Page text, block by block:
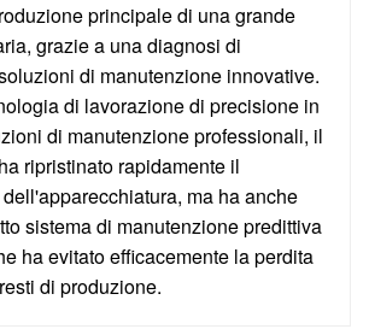
principale di una grande
grazie a una diagnosi di
di manutenzione innovative.
di lavorazione di precisione in
di manutenzione professionali, il
ripristinato rapidamente il
ma ha anche
sistema di manutenzione predittiva
ha evitato efficacemente la perdita
di produzione.